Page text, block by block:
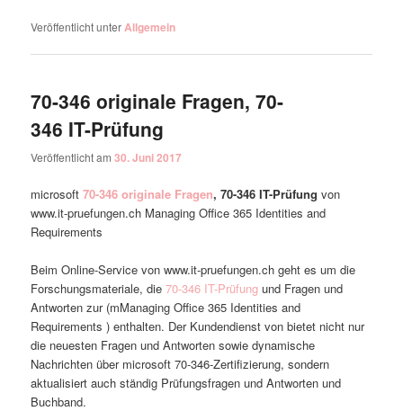
Veröffentlicht unterAllgemein
70-346 originale Fragen, 70-
346 IT-Prüfung
Veröffentlicht am30. Juni 2017
microsoft70-346 originale Fragen, 70-346 IT-Prüfung von
www.it-pruefungen.ch Managing Office 365 Identities and
Requirements
Beim Online-Service von www.it-pruefungen.ch geht es um die
Forschungsmateriale, die70-346 IT-Prüfung und Fragen und
Antworten zur (mManaging Office 365 Identities and
Requirements ) enthalten. Der Kundendienst von bietet nicht nur
die neuesten Fragen und Antworten sowie dynamische
Nachrichten über microsoft 70-346-Zertifizierung, sondern
aktualisiert auch ständig Prüfungsfragen und Antworten und
Buchband.